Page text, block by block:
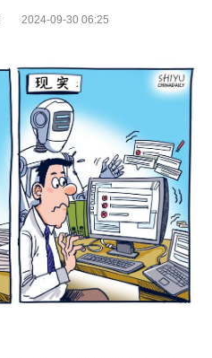
2024-09-30 06:25